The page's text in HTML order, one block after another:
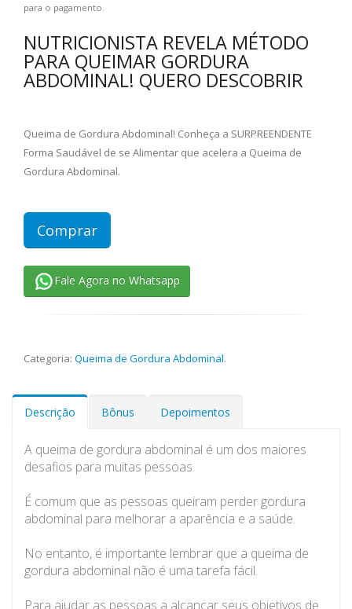
para o pagamento.
NUTRICIONISTA REVELA MÉTODO
PARA QUEIMAR GORDURA
ABDOMINAL! QUERO DESCOBRIR
Queima de Gordura Abdominal! Conheça a SURPREENDENTE
Forma Saudável de se Alimentar que acelera a Queima de
Gordura Abdominal.
Comprar
Fale Agora no Whatsapp
Categoria: Queima de Gordura Abdominal.
Descrição Bônus Depoimentos
A queima de gordura abdominal é um dos maiores
desafios para muitas pessoas.
É comum que as pessoas queiram perder gordura
abdominal para melhorar a aparência e a saúde.
No entanto, é importante lembrar que a queima de
gordura abdominal não é uma tarefa fácil.
Para ajudar as pessoas a alcançar seus objetivos de